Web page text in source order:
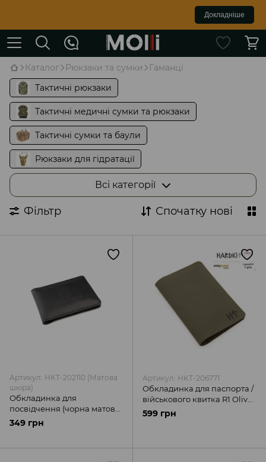
Докладніше
Каталог Рюкзаки та сумки
Гаманці
Тактичні рюкзаки
Тактичні медичні сумки та рюкзаки
Тактичні сумки та баули
Рюкзаки для гідратації
Компресійні мішки
Сумки для MAVIC та FPV
Сумки для Starlink
Сумки для планшету Гаманці
Аксесуари до рюкзаків та сумок
Всі категорії
Фільтр Спочатку нові
Артикул: HKT-202110 (Матова
шкіра)
Обкладинка для
посвідчення (чорна матова
шкіра)
349 грн
Артикул: HKT-206771
Обкладинка для паспорта /
військового квитка R1 Olive
(MilSpec Squadron)
599 грн